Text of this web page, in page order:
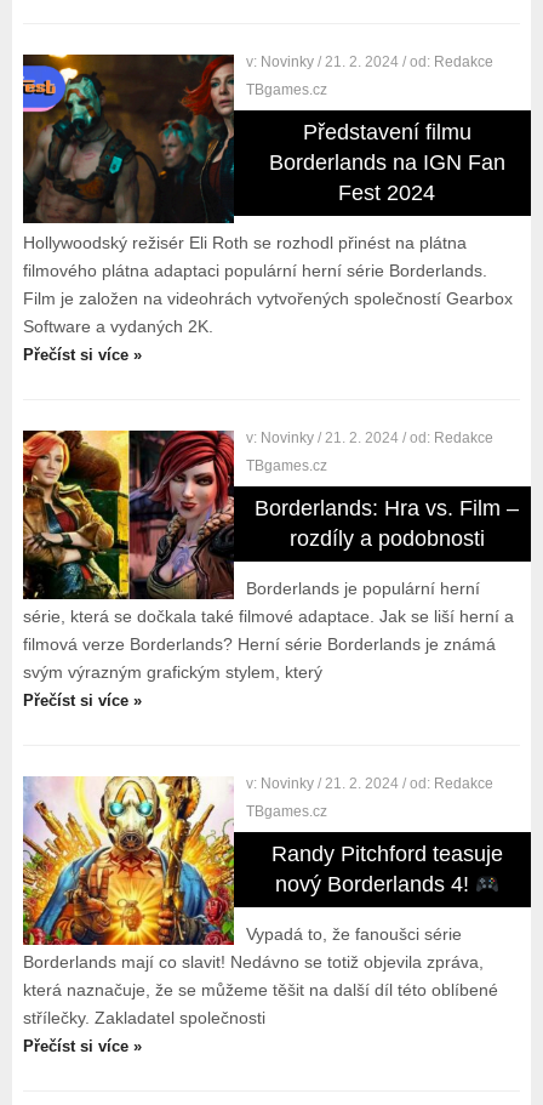
v: Novinky / 21. 2. 2024 / od: Redakce
TBgames.cz
Představení filmu
Borderlands na IGN Fan
Fest 2024
Hollywoodský režisér Eli Roth se rozhodl přinést na plátna
filmového plátna adaptaci populární herní série Borderlands.
Film je založen na videohrách vytvořených společností Gearbox
Software a vydaných 2K.
Přečíst si více »
v: Novinky / 21. 2. 2024 / od: Redakce
TBgames.cz
Borderlands: Hra vs. Film –
rozdíly a podobnosti
Borderlands je populární herní
série, která se dočkala také filmové adaptace. Jak se liší herní a
filmová verze Borderlands? Herní série Borderlands je známá
svým výrazným grafickým stylem, který
Přečíst si více »
v: Novinky / 21. 2. 2024 / od: Redakce
TBgames.cz
Randy Pitchford teasuje
nový Borderlands 4!
Vypadá to, že fanoušci série
Borderlands mají co slavit! Nedávno se totiž objevila zpráva,
která naznačuje, že se můžeme těšit na další díl této oblíbené
střílečky. Zakladatel společnosti
Přečíst si více »